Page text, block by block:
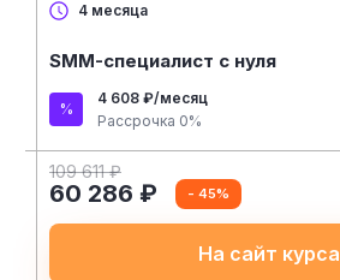
4 месяца
SMM-специалист с нуля
4 608 ₽/месяц
Рассрочка 0%
109 611 ₽
60 286 ₽ - 45%
На сайт курса